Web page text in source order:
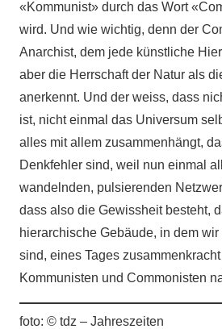
«Kommunist» durch das Wort
wird. Und wie wichtig, denn der
Anarchist, dem jede künstliche
aber die Herrschaft der Natur als
anerkennt. Und der weiss, dass
ist, nicht einmal das Universum
alles mit allem zusammenhängt,
Denkfehler sind, weil nun einmal
wandelnden, pulsierenden
dass also die Gewissheit besteht,
hierarchische Gebäude, in dem
sind, eines Tages
Kommunisten und Commonisten
foto: © tdz – Jahreszeiten